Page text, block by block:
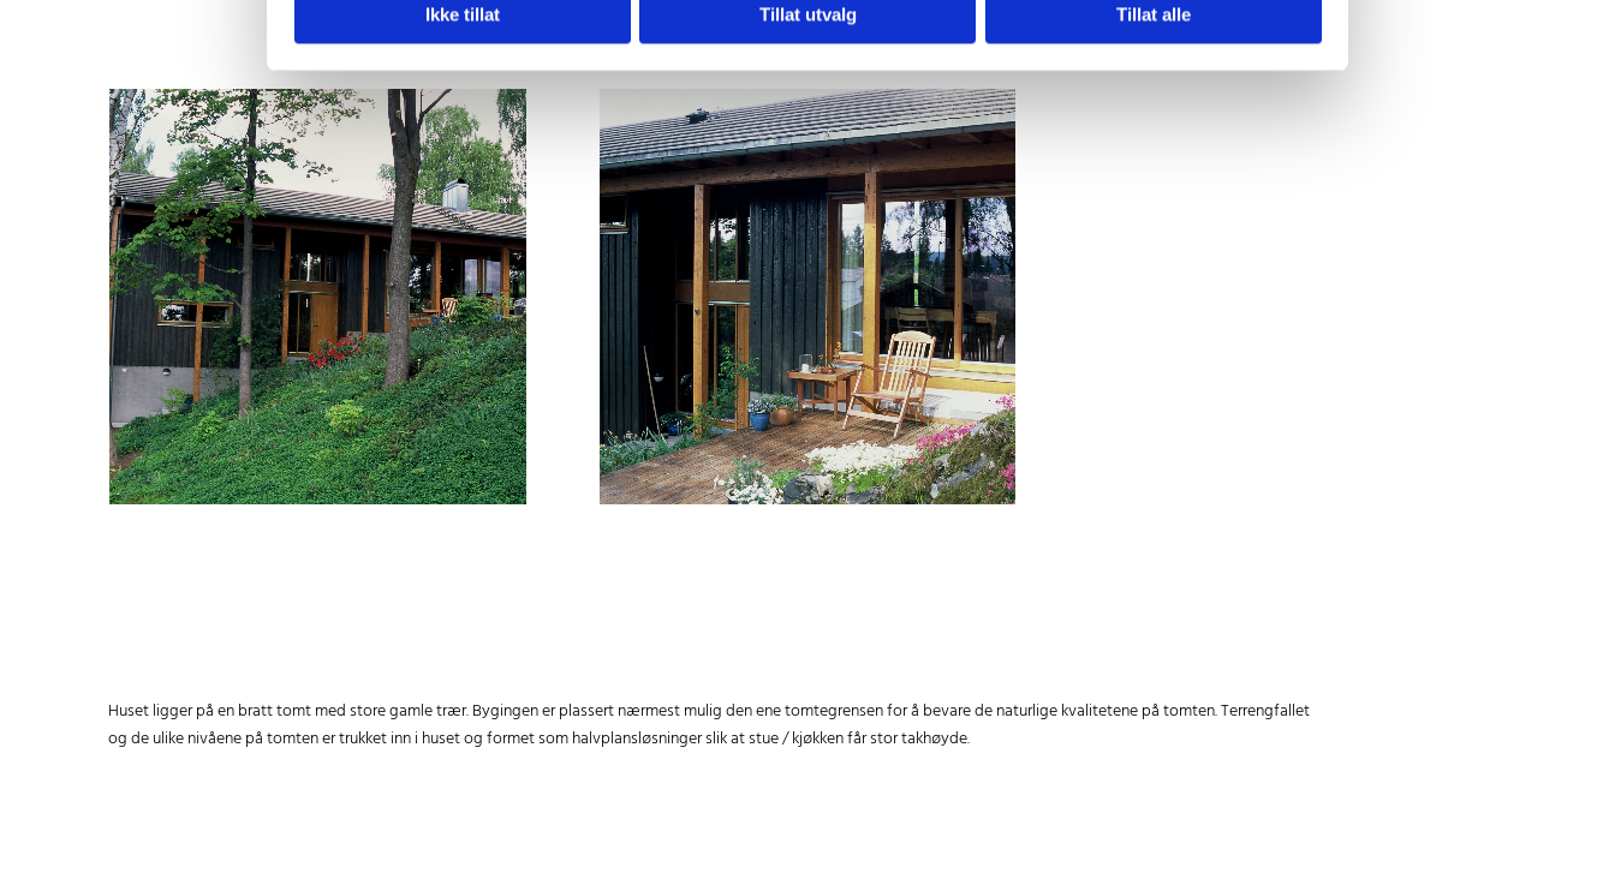
Ikke tillat Tillat utvalg Tillat alle
Huset ligger på en bratt tomt med store gamle trær. Bygingen er plassert nærmest mulig den ene tomtegrensen for å bevare de naturlige kvalitetene på tomten. Terrengfallet
og de ulike nivåene på tomten er trukket inn i huset og formet som halvplansløsninger slik at stue / kjøkken får stor takhøyde.